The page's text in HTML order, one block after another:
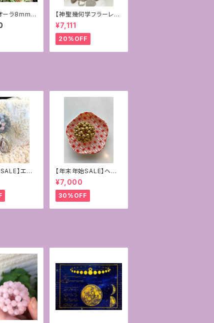
ーラ8mm】
フラーレ
【神聖幾何学フラーレ
ン】加工サービス付き☆
4mmフローライト＊ペ
ンダントトップ
¥7,111
20%OFF
】エン
ローズクォ
ラーレン
奇跡のメダ
【年末年始SALE】ヘマ
タイト ゴールドコーティ
ング
¥7,000
30%OFF